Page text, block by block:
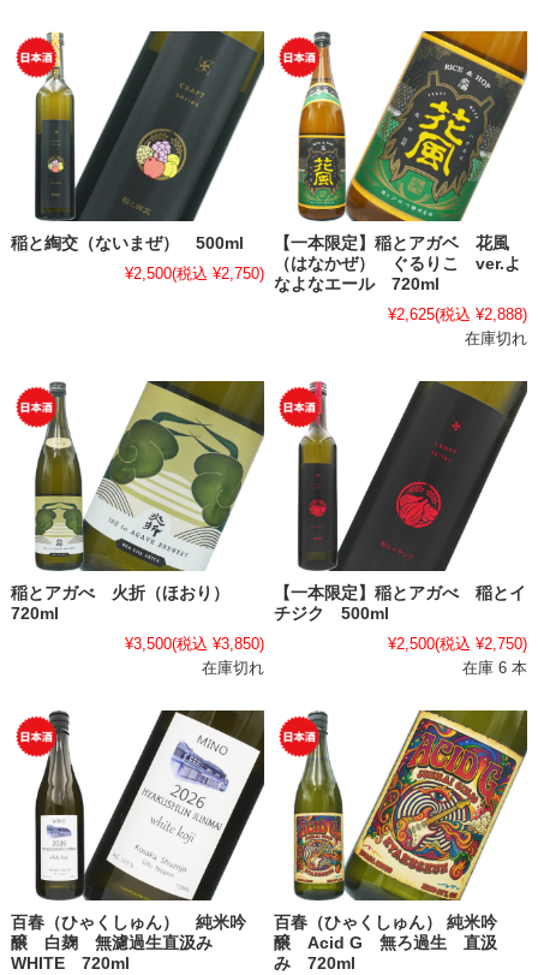
稲と綯交（ないまぜ） 500ml
¥2,500(税込 ¥2,750)
【一本限定】稲とアガベ 花風
（はなかぜ） ぐるりこ ver.よ
なよなエール 720ml
¥2,625(税込 ¥2,888)
在庫切れ
稲とアガべ 火折（ほおり）
720ml
¥3,500(税込 ¥3,850)
在庫切れ
【一本限定】稲とアガべ 稲とイ
チジク 500ml
¥2,500(税込 ¥2,750)
在庫 6 本
百春（ひゃくしゅん） 純米吟
醸 白麹 無濾過生直汲み
WHITE 720ml
百春（ひゃくしゅん） 純米吟
醸 Acid G 無ろ過生 直汲
み 720ml